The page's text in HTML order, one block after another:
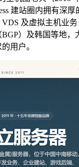
建站圈内拥有深
及虚拟主机业
）及韩国等地，
用户。